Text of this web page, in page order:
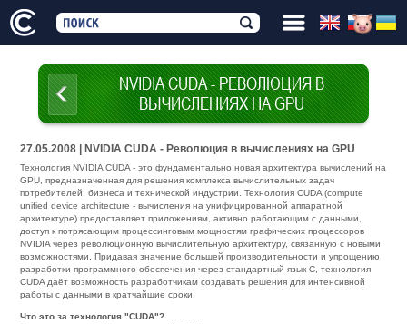
NVIDIA CUDA - РЕВОЛЮЦИЯ В
ВЫЧИСЛЕНИЯХ НА GPU
27.05.2008 | NVIDIA CUDA - Революция в вычислениях на GPU
ТехнологияNVIDIA CUDA - это фундаментально новая архитектура вычислений на
GPU, предназначенная для решения комплекса вычислительных задач
потребителей, бизнеса и технической индустрии. Технология CUDA (compute
unified device architecture - вычисления на унифицированной аппаратной
архитектуре) предоставляет приложениям, активно работающим с данными,
доступ к потрясающим процессинговым мощностям графических процессоров
NVIDIA через революционную вычислительную архитектуру, связанную с новыми
возможностями. Придавая значение большей производительности и упрощению
разработки программного обеспечения через стандартный язык C, технология
CUDA даёт возможность разработчикам создавать решения для интенсивной
работы с данными в кратчайшие сроки.
Что это за технология "CUDA"?